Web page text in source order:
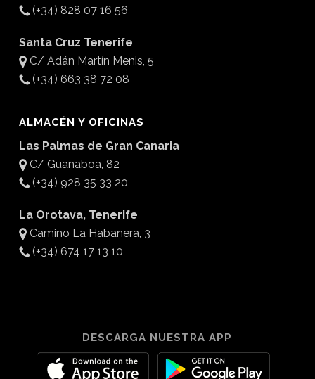
(+34) 828 07 16 56
Santa Cruz Tenerife
C/ Adán Martín Menis, 5
(+34) 663 38 72 08
ALMACÉN Y OFICINAS
Las Palmas de Gran Canaria
C/ Guanaboa, 82
(+34) 928 35 33 20
La Orotava, Tenerife
Camino La Habanera, 3
(+34) 674 17 13 10
DESCARGA NUESTRA APP